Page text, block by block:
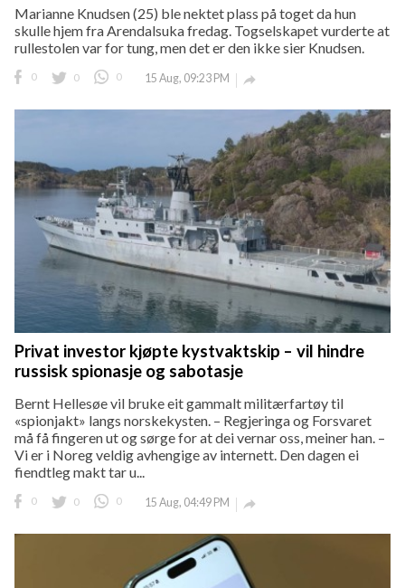
Marianne Knudsen (25) ble nektet plass på toget da hun
skulle hjem fra Arendalsuka fredag. Togselskapet vurderte at
rullestolen var for tung, men det er den ikke sier Knudsen.
0 0 0 15 Aug, 09:23 PM 
Privat investor kjøpte kystvaktskip – vil hindre
russisk spionasje og sabotasje
Bernt Hellesøe vil bruke eit gammalt militærfartøy til
«spionjakt» langs norskekysten. – Regjeringa og Forsvaret
må få fingeren ut og sørge for at dei vernar oss, meiner han. –
Vi er i Noreg veldig avhengige av internett. Den dagen ei
fiendtleg makt tar u...
0 0 0 15 Aug, 04:49 PM 